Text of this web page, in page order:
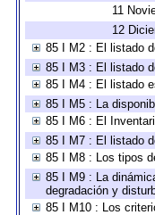
11
12
85 I M2 : El listado
85 I M3 : El listado
85 I M4 : El listado
85 I M5 : La
85 I M6 : El
85 I M7 : El listado
85 I M8 : Los tipos
85 I M9 : La
degradación y
85 I M10 : Los